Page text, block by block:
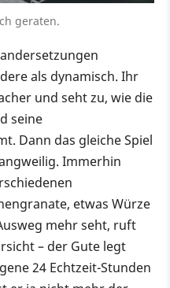
geraten.
als dynamisch. Ihr
und seht zu, wie die
seine
Dann das gleiche Spiel
Immerhin
etwas Würze
mehr seht, ruft
– der Gute legt
24 Echtzeit-Stunden